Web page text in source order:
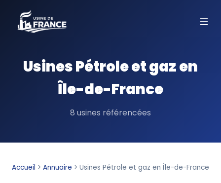
Usines Pétrole et gaz en
Île-de-France
8 usines référencées
Accueil > Annuaire > Usines Pétrole et gaz en Île-de-France